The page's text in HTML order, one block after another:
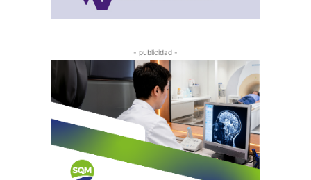
- publicidad -